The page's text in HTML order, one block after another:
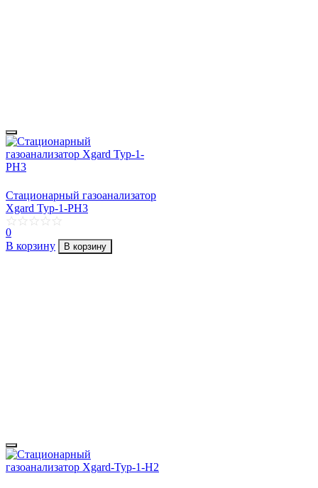
Стационарный газоанализатор
Xgard Typ-1-PH3
0
В корзину
В корзину